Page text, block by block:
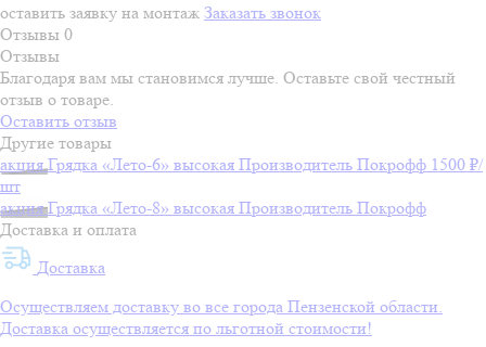
оставить заявку на монтаж Заказать звонок
Отзывы 0
Отзывы
Благодаря вам мы становимся лучше. Оставьте свой честный
отзыв о товаре.
Оставить отзыв
Другие товары
акция Грядка «Лето-6» высокая Производитель Покрофф 1500 ₽/
шт
акция Грядка «Лето-8» высокая Производитель Покрофф
Доставка и оплата
Доставка
Осуществляем доставку во все города Пензенской области.
Доставка осуществляется по льготной стоимости!